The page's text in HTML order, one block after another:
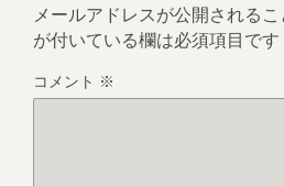
メールアドレスが公開されるこ
が付いている欄は必須項目です
コメント ※